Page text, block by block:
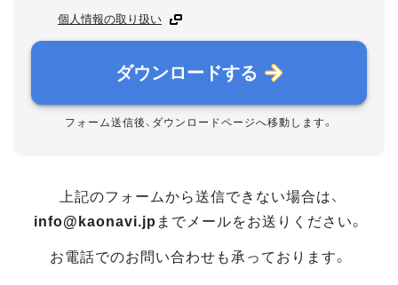
個人情報の取り扱い
ダウンロードする
フォーム送信後、ダウンロードページへ移動します。
上記のフォームから送信できない場合は、
info@kaonavi.jp までメールをお送りください。
お電話でのお問い合わせも承っております。